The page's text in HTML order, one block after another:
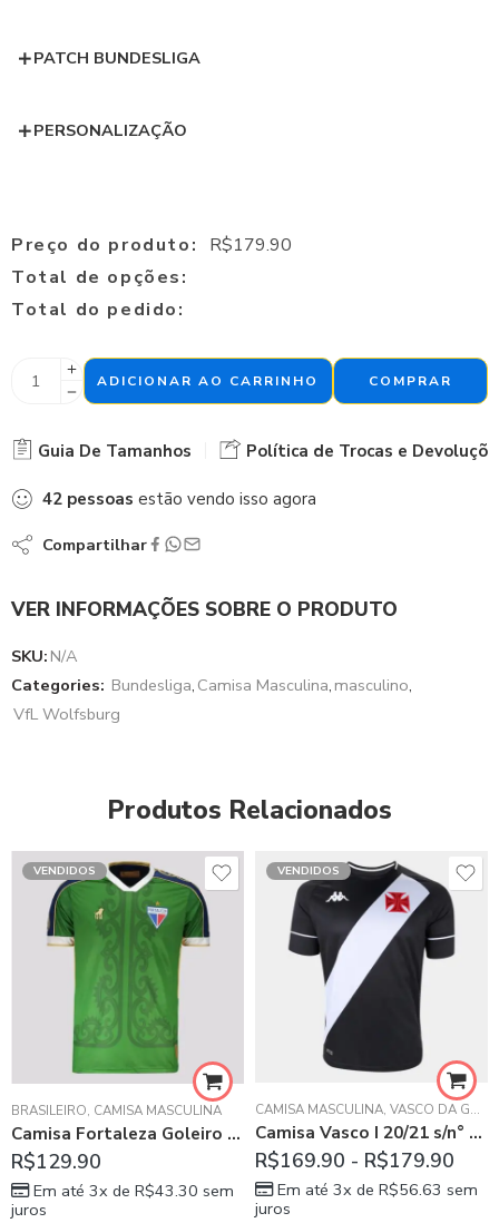
PATCH BUNDESLIGA
PERSONALIZAÇÃO
Preço do produto: R$179.90
Total de opções:
Total do pedido:
ADICIONAR AO CARRINHO COMPRAR
Guia De Tamanhos Política de Trocas e
42 pessoas estão vendo isso agora
Compartilhar
VER INFORMAÇÕES SOBRE O PRODUTO
SKU: N/A
Categories: Bundesliga, Camisa Masculina, masculino,
VfL Wolfsburg
Produtos Relacionados
VENDIDOS
BRASILEIRO, CAMISA MASCULINA
Camisa Fortaleza Goleiro 2021 – Verde
R$129.90
Em até 3x de R$43.30 sem
juros
VENDIDOS
CAMISA MASCULINA, VASCO DA GAMA
Camisa Vasco I 20/21 s/n° Torcedor Kappa Masculina – Preto e Branco
R$169.90 - R$179.90
Em até 3x de R$56.63 sem
juros